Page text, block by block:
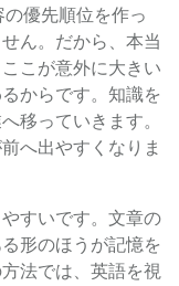
優先順位を作っ
ん。だから、本当
こが意外に大きい
からです。知識を
移っていきます。
へ出やすくなりま
すいです。文章の
形のほうが記憶を
法では、英語を視